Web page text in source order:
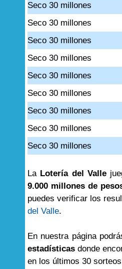
Seco 30 millones
Seco 30 millones
Seco 30 millones
Seco 30 millones
Seco 30 millones
Seco 30 millones
Seco 30 millones
Seco 30 millones
Seco 30 millones
La Lotería del Valle
9.000 millones de
puedes verificar los
del Valle.
En nuestra página
estadísticas donde
en los últimos 30